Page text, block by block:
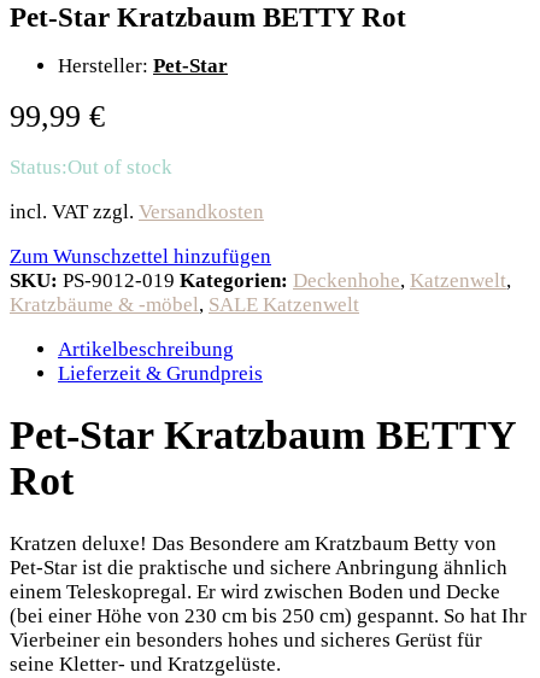
Pet-Star Kratzbaum BETTY Rot
Hersteller: Pet-Star
99,99 €
Status:Out of stock
incl. VAT zzgl. Versandkosten
Zum Wunschzettel hinzufügen
SKU: PS-9012-019 Kategorien: Deckenhohe, Katzenwelt,
Kratzbäume & -möbel, SALE Katzenwelt
Artikelbeschreibung
Lieferzeit & Grundpreis
Pet-Star Kratzbaum BETTY
Rot
Kratzen deluxe! Das Besondere am Kratzbaum Betty von
Pet-Star ist die praktische und sichere Anbringung ähnlich
einem Teleskopregal. Er wird zwischen Boden und Decke
(bei einer Höhe von 230 cm bis 250 cm) gespannt. So hat Ihr
Vierbeiner ein besonders hohes und sicheres Gerüst für
seine Kletter- und Kratzgelüste.